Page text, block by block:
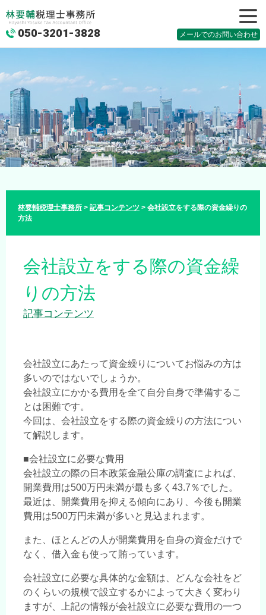
メニュ
ー
050-3201-3828 メールでのお問い合わせ
林要輔税理士事務所 > 記事コンテンツ > 会社設立をする際の資金繰りの
方法
会社設立をする際の資金繰
りの方法
記事コンテンツ
会社設立にあたって資金繰りについてお悩みの方は
多いのではないでしょうか。
会社設立にかかる費用を全て自分自身で準備するこ
とは困難です。
今回は、会社設立をする際の資金繰りの方法につい
て解説します。
■会社設立に必要な費用
会社設立の際の日本政策金融公庫の調査によれば、
開業費用は500万円未満が最も多く43.7％でした。
最近は、開業費用を抑える傾向にあり、今後も開業
費用は500万円未満が多いと見込まれます。
また、ほとんどの人が開業費用を自身の資金だけで
なく、借入金も使って賄っています。
会社設立に必要な具体的な金額は、どんな会社をど
のくらいの規模で設立するかによって大きく変わり
ますが、上記の情報が会社設立に必要な費用の一つ